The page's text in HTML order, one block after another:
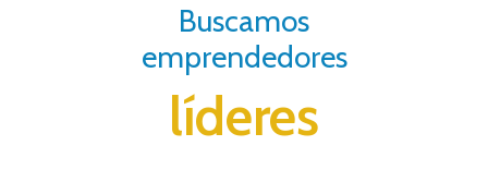
Buscamos
emprendedores
líderes